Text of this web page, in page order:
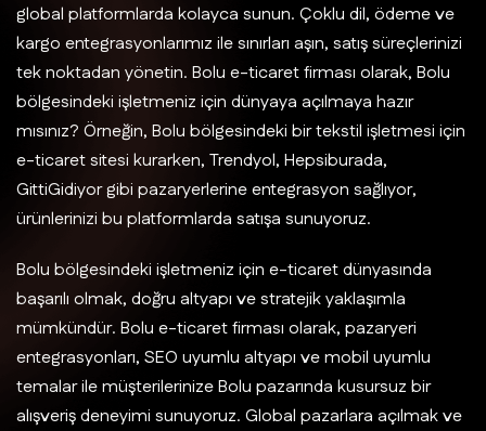
global platformlarda kolayca sunun. Çoklu dil, ödeme ve
kargo entegrasyonlarımız ile sınırları aşın, satış süreçlerinizi
tek noktadan yönetin. Bolu e-ticaret firması olarak, Bolu
bölgesindeki işletmeniz için dünyaya açılmaya hazır
mısınız? Örneğin, Bolu bölgesindeki bir tekstil işletmesi için
e-ticaret sitesi kurarken, Trendyol, Hepsiburada,
GittiGidiyor gibi pazaryerlerine entegrasyon sağlıyor,
ürünlerinizi bu platformlarda satışa sunuyoruz.
Bolu bölgesindeki işletmeniz için e-ticaret dünyasında
başarılı olmak, doğru altyapı ve stratejik yaklaşımla
mümkündür. Bolu e-ticaret firması olarak, pazaryeri
entegrasyonları, SEO uyumlu altyapı ve mobil uyumlu
temalar ile müşterilerinize Bolu pazarında kusursuz bir
alışveriş deneyimi sunuyoruz. Global pazarlara açılmak ve